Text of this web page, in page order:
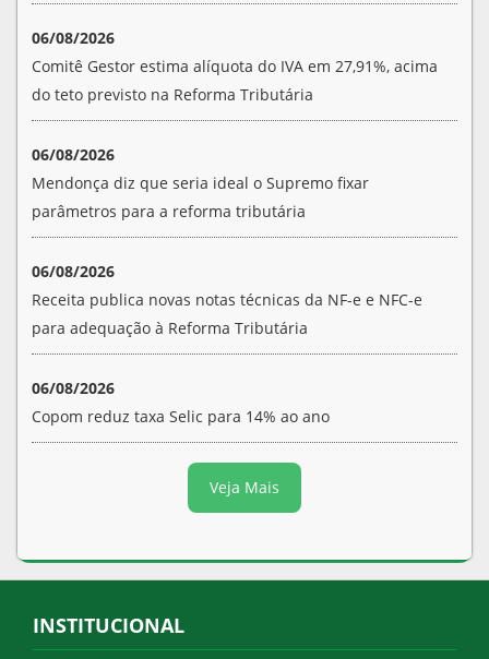
06/08/2026
Comitê Gestor estima alíquota do IVA em 27,91%, acima
do teto previsto na Reforma Tributária
06/08/2026
Mendonça diz que seria ideal o Supremo fixar
parâmetros para a reforma tributária
06/08/2026
Receita publica novas notas técnicas da NF-e e NFC-e
para adequação à Reforma Tributária
06/08/2026
Copom reduz taxa Selic para 14% ao ano
Veja Mais
INSTITUCIONAL